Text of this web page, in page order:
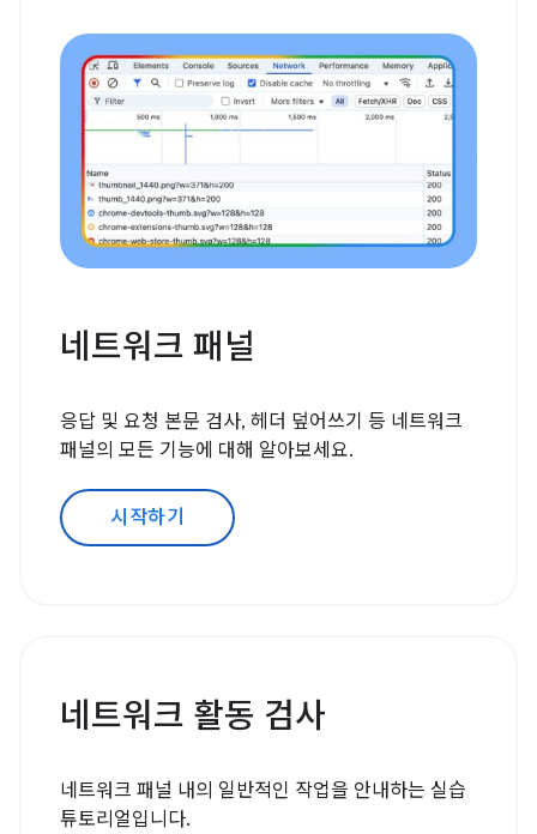
네트워크 패널
응답 및 요청 본문 검사, 헤더 덮어쓰기 등 네트워크
패널의 모든 기능에 대해 알아보세요.
시작하기
네트워크 활동 검사
네트워크 패널 내의 일반적인 작업을 안내하는 실습
튜토리얼입니다.